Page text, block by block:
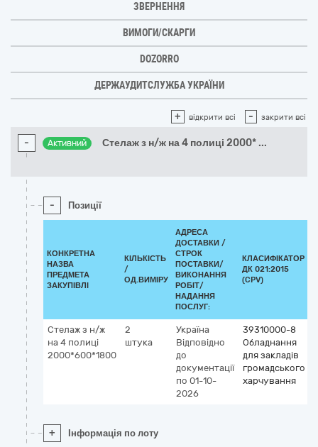
ЗВЕРНЕННЯ
ВИМОГИ/СКАРГИ
DOZORRO
ДЕРЖАУДИТСЛУЖБА УКРАЇНИ
+ відкрити всі - закрити всі
- Активний Стелаж з н/ж на 4 полиці 2000* ...
- Позиції
КОНКРЕТНА
НАЗВА
ПРЕДМЕТА
ЗАКУПІВЛІ
КІЛЬКІСТЬ
/
ОД.ВИМІРУ
АДРЕСА
ДОСТАВКИ /
СТРОК
ПОСТАВКИ/
ВИКОНАННЯ
РОБІТ/
НАДАННЯ
ПОСЛУГ:
КЛАСИФІКАТОР
ДК 021:2015
(CPV)
Стелаж з н/ж
на 4 полиці
2000*600*1800
2
штука
Україна
Відповідно
до
документації
по 01-10-
2026
39310000-8
Обладнання
для закладів
громадського
харчування
+ Інформація по лоту